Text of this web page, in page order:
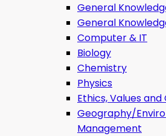
General
General
Computer & IT
Biology
Chemistry
Physics
Ethics, Values
Geography/
Management